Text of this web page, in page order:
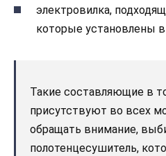
электровилка,
которые установлены в
Такие составляющие в
присутствуют во всех
обращать внимание,
полотенцесушитель,